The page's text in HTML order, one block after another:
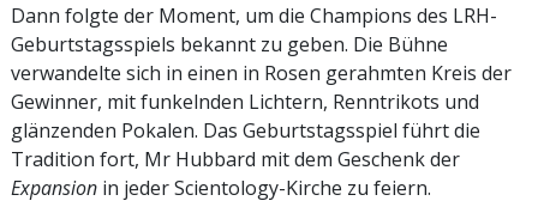
Dann folgte der Moment, um die Champions des LRH-
Geburtstagsspiels bekannt zu geben. Die Bühne
verwandelte sich in einen in Rosen gerahmten Kreis der
Gewinner, mit funkelnden Lichtern, Renntrikots und
glänzenden Pokalen. Das Geburtstagsspiel führt die
Tradition fort, Mr Hubbard mit dem Geschenk der
Expansion in jeder Scientology-Kirche zu feiern.